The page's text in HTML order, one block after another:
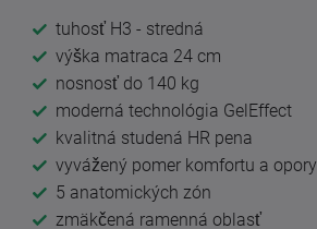
tuhosť H3 - stredná
výška matraca 24 cm
nosnosť do 140 kg
moderná technológia GelEffect
kvalitná studená HR pena
vyvážený pomer komfortu a opory
5 anatomických zón
zmäkčená ramenná oblasť